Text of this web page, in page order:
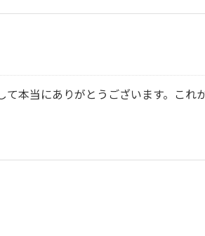
本当にありがとうございます。こ